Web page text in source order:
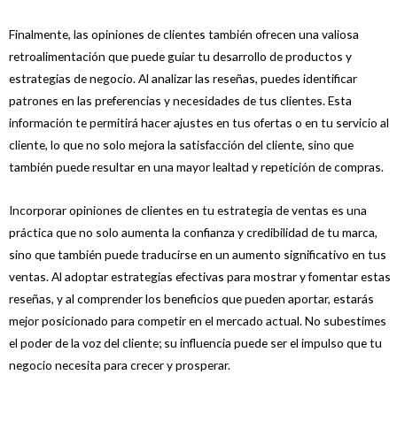
Finalmente, las opiniones de clientes también ofrecen una valiosa
retroalimentación que puede guiar tu desarrollo de productos y
estrategias de negocio. Al analizar las reseñas, puedes identificar
patrones en las preferencias y necesidades de tus clientes. Esta
información te permitirá hacer ajustes en tus ofertas o en tu servicio al
cliente, lo que no solo mejora la satisfacción del cliente, sino que
también puede resultar en una mayor lealtad y repetición de compras.
Incorporar opiniones de clientes en tu estrategia de ventas es una
práctica que no solo aumenta la confianza y credibilidad de tu marca,
sino que también puede traducirse en un aumento significativo en tus
ventas. Al adoptar estrategias efectivas para mostrar y fomentar estas
reseñas, y al comprender los beneficios que pueden aportar, estarás
mejor posicionado para competir en el mercado actual. No subestimes
el poder de la voz del cliente; su influencia puede ser el impulso que tu
negocio necesita para crecer y prosperar.